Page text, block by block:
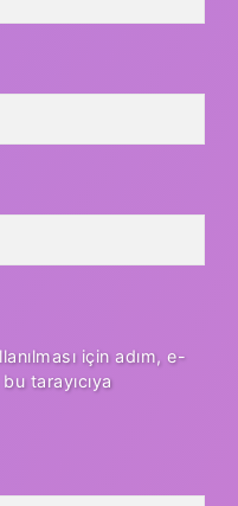
için adım, e-
tarayıcıya